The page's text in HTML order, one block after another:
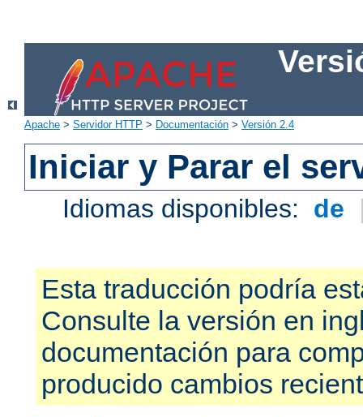
Apache > Servidor HTTP > Documentación > Versión 2.4
Iniciar y Parar el
Idiomas disponibles: de
Esta traducción podría
Consulte la versión en
documentación para
producido cambios